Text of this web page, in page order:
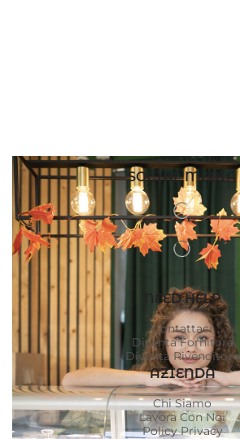
SOCIAL MEDIA
NEED HELP
Contattaci
Diventa Fornitore
Diventa Rivenditore
AZIENDA
Chi Siamo
Lavora Con Noi
Policy Privacy